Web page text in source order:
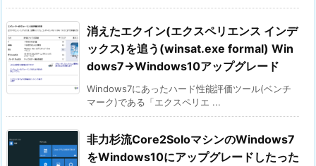
消えたエクイン(エクスペリエンス インデ
ックス)を追う(winsat.exe formal) Win
dows7→Windows10アップグレード
Windows7にあったハード性能評価ツール(ベンチ
マーク)である「エクスペリエ ...
非力杉流Core2SoloマシンのWindows7
をWindows10にアップグレードしたった